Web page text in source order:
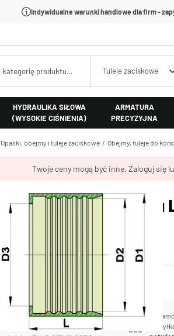
Indywidualne warunki handlowe dla firm -
Tuleje zaciskowe
HYDRAULIKA SIŁOWA
(WYSOKIE CIŚNIENIA)
ARMATURA
PRECYZYJNA
Opaski, obejmy i tuleje zaciskowe Obejmy, tuleje do
Twoje ceny mogą być inne. Zaloguj się
Tuleje zaciskowe typu
Tuleja typ LR 37 mm do węża 1",
AISI 316L
Na